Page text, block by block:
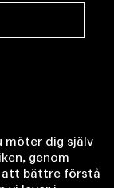
möter dig själv
genom
att bättre förstå